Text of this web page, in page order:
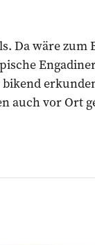
Da wäre
auch vor Ort